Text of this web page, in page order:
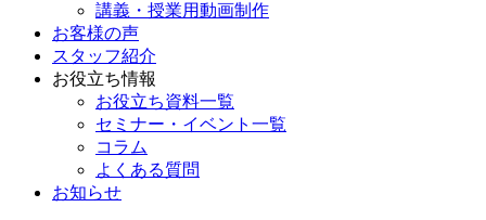
講義・授業用動画制作
お客様の声
スタッフ紹介
お役立ち情報
お役立ち資料一覧
セミナー・イベント一覧
コラム
よくある質問
お知らせ